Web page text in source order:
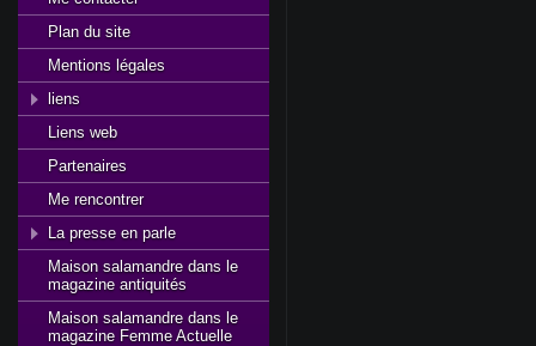
Plan du site
Mentions légales
liens
Liens web
Partenaires
Me rencontrer
La presse en parle
Maison salamandre dans le
magazine antiquités
Maison salamandre dans le
magazine Femme Actuelle